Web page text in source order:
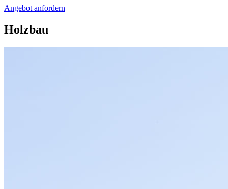
Angebot anfordern
Holzbau